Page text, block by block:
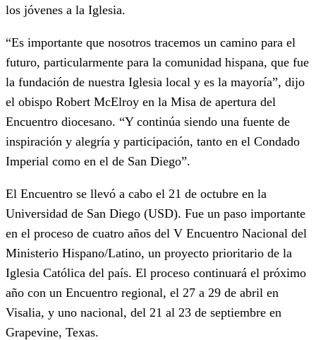
los jóvenes a la Iglesia.
“Es importante que nosotros tracemos un camino para el
futuro, particularmente para la comunidad hispana, que fue
la fundación de nuestra Iglesia local y es la mayoría”, dijo
el obispo Robert McElroy en la Misa de apertura del
Encuentro diocesano. “Y continúa siendo una fuente de
inspiración y alegría y participación, tanto en el Condado
Imperial como en el de San Diego”.
El Encuentro se llevó a cabo el 21 de octubre en la
Universidad de San Diego (USD). Fue un paso importante
en el proceso de cuatro años del V Encuentro Nacional del
Ministerio Hispano/Latino, un proyecto prioritario de la
Iglesia Católica del país. El proceso continuará el próximo
año con un Encuentro regional, el 27 a 29 de abril en
Visalia, y uno nacional, del 21 al 23 de septiembre en
Grapevine, Texas.